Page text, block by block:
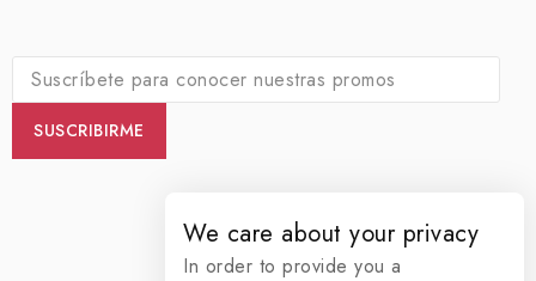
We care about your privacy
In order to provide you a